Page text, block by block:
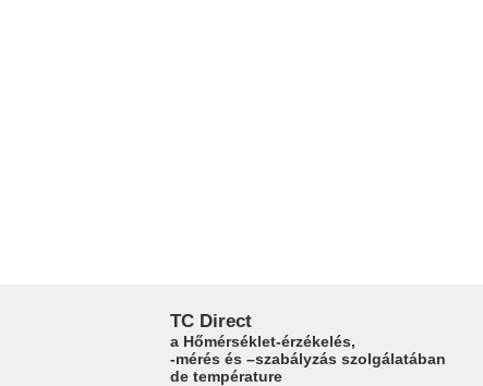
TC Direct
a Hőmérséklet-érzékelés,
-mérés és –szabályzás szolgálatában
de température